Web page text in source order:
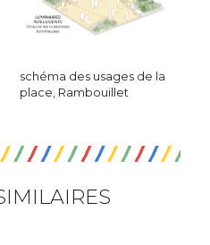
schéma des usages de la
place, Rambouillet